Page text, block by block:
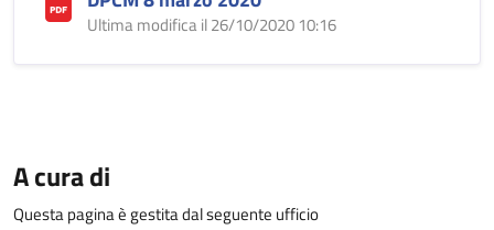
Ultima modifica il 26/10/2020 10:16
A cura di
Questa pagina è gestita dal seguente ufficio